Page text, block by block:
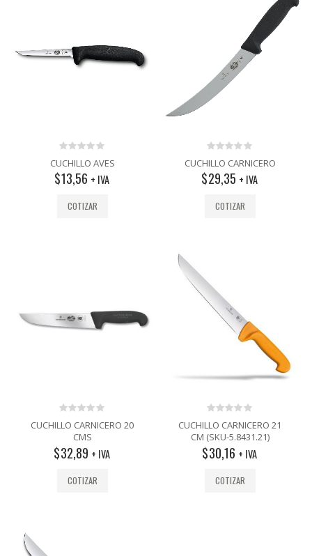
0
out
of
5
CUCHILLO AVES
$13,56 + IVA
COTIZAR
0
out
of
5
CUCHILLO CARNICERO
$29,35 + IVA
COTIZAR
0
out
5
CUCHILLO CARNICERO 20
CMS
$32,89 + IVA
COTIZAR
0
out
of
5
CUCHILLO CARNICERO 21
CM (SKU-5.8431.21)
$30,16 + IVA
COTIZAR